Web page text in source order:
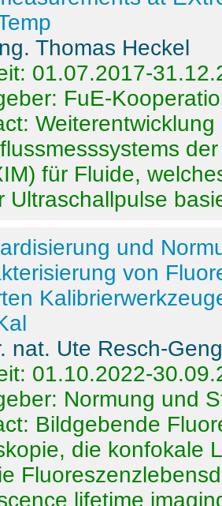
Thomas Heckel
01.07.2017-
FuE-
für Fluide,
Ultraschallpulse
und
von
nat. Ute Resch-
01.10.2022-
Normung und
Bildgebende
die konfokale
lifetime